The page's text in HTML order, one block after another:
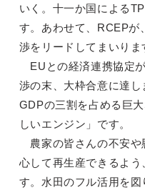
いく。十一か国による
す。あわせて、RCEPが
渉をリードしてまいりま
EUとの経済連携協定
渉の末、大枠合意に達
GDPの三割を占める巨
しいエンジン」です。
農家の皆さんの不安や
心して再生産できるよ
す。水田のフル活用を